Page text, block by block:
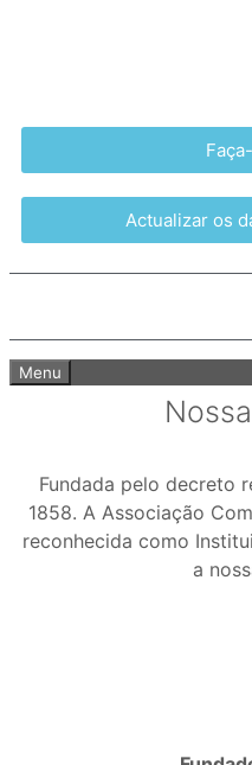
Actualizar os
Menu
Fundada pelo decreto
1858. A Associação
reconhecida como
a